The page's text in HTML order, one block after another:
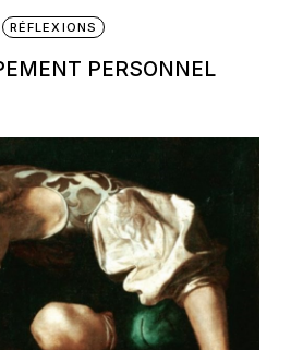
RÉFLEXIONS
PERSONNEL